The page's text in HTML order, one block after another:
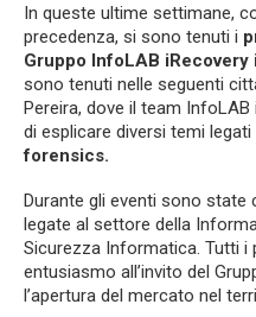
In queste ultime settimane,
precedenza, si sono tenuti i
Gruppo InfoLAB iRecovery
sono tenuti nelle seguenti
Pereira, dove il team
di esplicare diversi temi legati
forensics.
Durante gli eventi sono state
legate al settore della
Sicurezza Informatica. Tutti
entusiasmo all’invito del
l’apertura del mercato nel